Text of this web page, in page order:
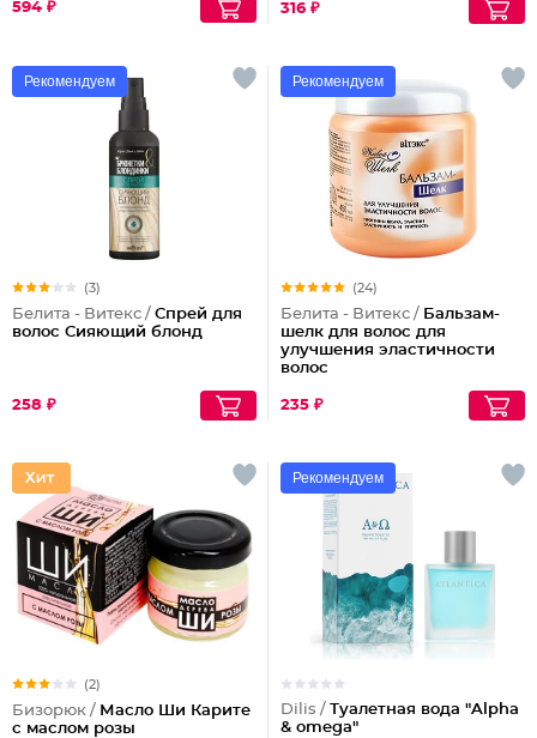
594 ₽ 316 ₽
Рекомендуем
(3)
Белита - Витекс / Спрей для
волос Сияющий блонд
258 ₽
Рекомендуем
(24)
Белита - Витекс / Бальзам-
шелк для волос для
улучшения эластичности
волос
235 ₽
(2)
Бизорюк / Масло Ши Карите
с маслом розы
Рекомендуем
Dilis / Туалетная вода "Alpha
& omega"